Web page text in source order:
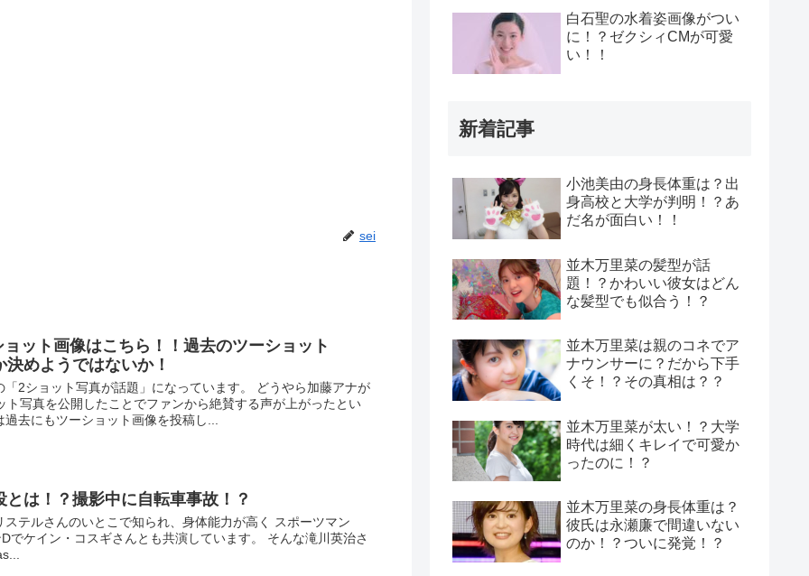
sei
ット画像はこちら！！過去のツーショット
めようではないか！
2ショット写真が話題」になっています。 どうやら加藤アナが
ト写真を公開したことでファンから絶賛する声が上がったとい
去にもツーショット画像を投稿し...
は！？撮影中に自転車事故！？
テルさんのいとこで知られ、身体能力が高く スポーツマン
でケイン・コスギさんとも共演しています。 そんな滝川英治さ
白石聖の水着姿画像がつい
に！？ゼクシィCMが可愛
い！！
新着記事
小池美由の身長体重は？出
身高校と大学が判明！？あ
だ名が面白い！！
並木万里菜の髪型が話
題！？かわいい彼女はどん
な髪型でも似合う！？
並木万里菜は親のコネでア
ナウンサーに？だから下手
くそ！？その真相は？？
並木万里菜が太い！？大学
時代は細くキレイで可愛か
ったのに！？
並木万里菜の身長体重は？
彼氏は永瀬廉で間違いない
のか！？ついに発覚！？